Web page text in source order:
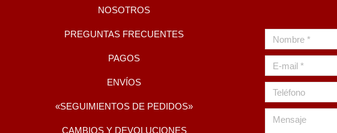
NOSOTROS
PREGUNTAS FRECUENTES
PAGOS
ENVÍOS
«SEGUIMIENTOS DE PEDIDOS»
CAMBIOS Y DEVOLUCIONES
Nombre *
E-mail *
Teléfono
Mensaje